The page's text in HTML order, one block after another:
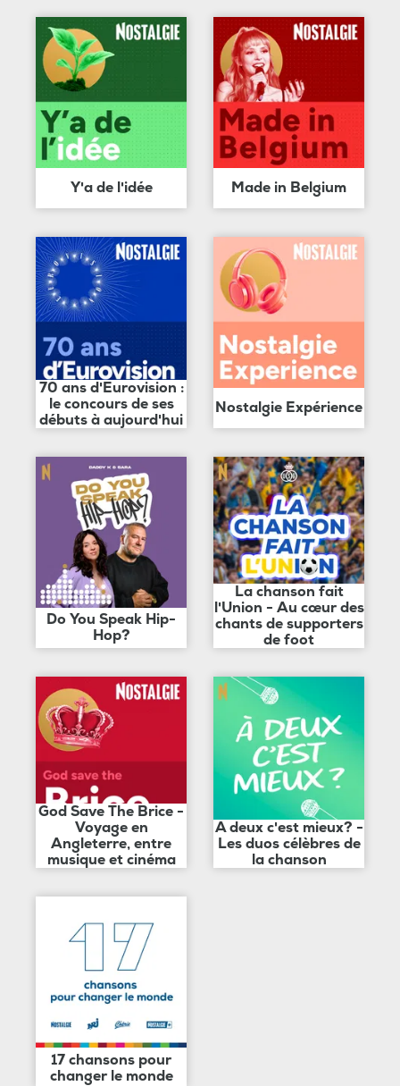
Y'a de l'idée Made in Belgium
70 ans d'Eurovision :
le concours de ses
débuts à aujourd'hui
Nostalgie Expérience
Do You Speak Hip-
Hop?
La chanson fait
l'Union - Au cœur des
chants de supporters
de foot
God Save The Brice -
Voyage en
Angleterre, entre
musique et cinéma
A deux c'est mieux? -
Les duos célèbres de
la chanson
17 chansons pour
changer le monde